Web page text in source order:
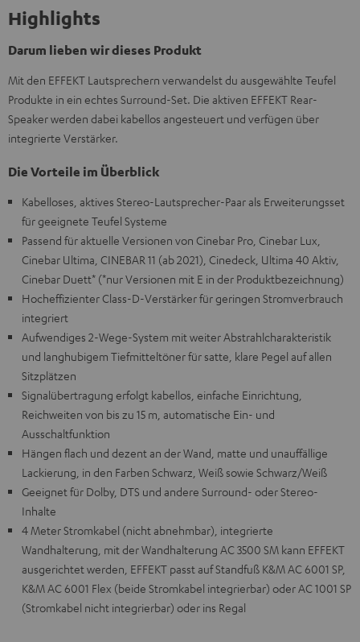
Highlights
Darum lieben wir dieses Produkt
Mit den EFFEKT Lautsprechern verwandelst du ausgewählte Teufel
Produkte in ein echtes Surround-Set. Die aktiven EFFEKT Rear-
Speaker werden dabei kabellos angesteuert und verfügen über
integrierte Verstärker.
Die Vorteile im Überblick
Kabelloses, aktives Stereo-Lautsprecher-Paar als Erweiterungsset
für geeignete Teufel Systeme
Passend für aktuelle Versionen von Cinebar Pro, Cinebar Lux,
Cinebar Ultima, CINEBAR 11 (ab 2021), Cinedeck, Ultima 40 Aktiv,
Cinebar Duett* (*nur Versionen mit E in der Produktbezeichnung)
Hocheffizienter Class-D-Verstärker für geringen Stromverbrauch
integriert
Aufwendiges 2-Wege-System mit weiter Abstrahlcharakteristik
und langhubigem Tiefmitteltöner für satte, klare Pegel auf allen
Sitzplätzen
Signalübertragung erfolgt kabellos, einfache Einrichtung,
Reichweiten von bis zu 15 m, automatische Ein- und
Ausschaltfunktion
Hängen flach und dezent an der Wand, matte und unauffällige
Lackierung, in den Farben Schwarz, Weiß sowie Schwarz/Weiß
Geeignet für Dolby, DTS und andere Surround- oder Stereo-
Inhalte
4 Meter Stromkabel (nicht abnehmbar), integrierte
Wandhalterung, mit der Wandhalterung AC 3500 SM kann EFFEKT
ausgerichtet werden, EFFEKT passt auf Standfuß K&M AC 6001 SP,
K&M AC 6001 Flex (beide Stromkabel integrierbar) oder AC 1001 SP
(Stromkabel nicht integrierbar) oder ins Regal